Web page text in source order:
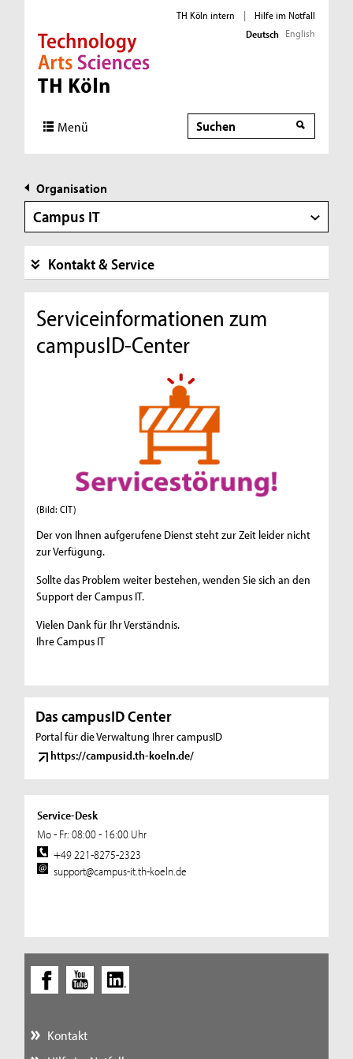
Direkt zur Hauptnavigation
Direkt zur Subnavigation
Direkt zum Inhalt
Direkt zum Fußbereich
TH Köln intern |
Hilfe im Notfall
Deutsch English
Menü Suche
Organisation
Campus IT
Kontakt & Service
Serviceinformationen zum
campusID-Center
(Bild: CIT)
Der von Ihnen aufgerufene Dienst steht zur Zeit leider nicht
zur Verfügung.
Sollte das Problem weiter bestehen, wenden Sie sich an den
Support der Campus IT.
Vielen Dank für Ihr Verständnis.
Ihre Campus IT
Das campusID Center
Portal für die Verwaltung Ihrer campusID
https://campusid.th-koeln.de/
Service-Desk
Mo - Fr: 08:00 - 16:00 Uhr
+49 221-8275-2323
support@campus-it.th-koeln.de
Kontakt